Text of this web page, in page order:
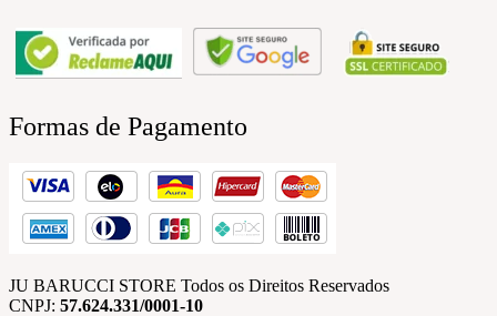
Formas de Pagamento
JU BARUCCI STORE Todos os Direitos Reservados
CNPJ: 57.624.331/0001-10